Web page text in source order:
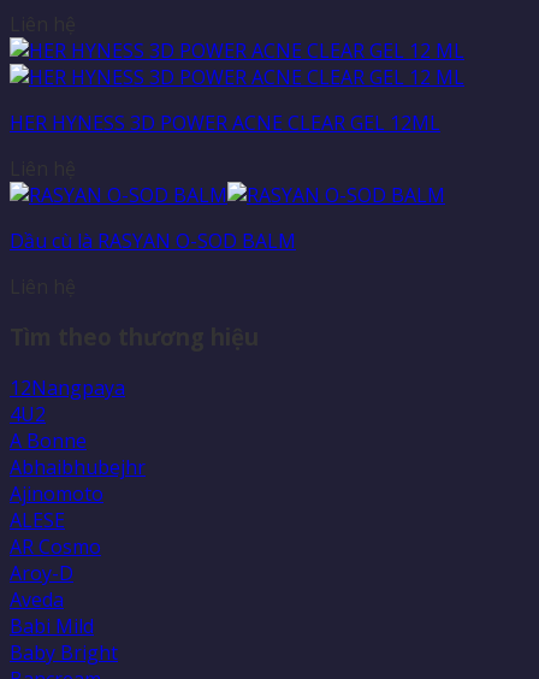
HER HYNESS 3D POWER ACNE CLEAR GEL 12ML
Dầu cù là RASYAN O-SOD BALM
12Nangpaya
4U2
A Bonne
Abhaibhubejhr
Ajinomoto
ALESE
AR Cosmo
Aroy-D
Aveda
Babi Mild
Baby Bright